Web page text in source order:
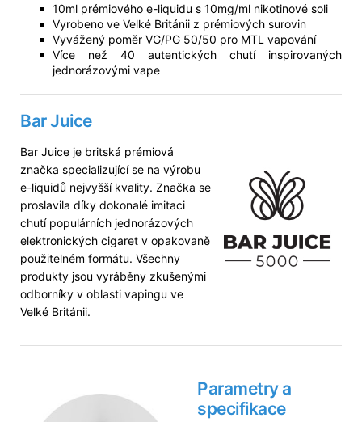
10ml prémiového e-liquidu s 10mg/ml nikotinové soli
Vyrobeno ve Velké Británii z prémiových surovin
Vyvážený poměr VG/PG 50/50 pro MTL vapování
Více než 40 autentických chutí inspirovaných
jednorázovými vape
Bar Juice
Bar Juice je britská prémiová
značka specializující se na výrobu
e-liquidů nejvyšší kvality. Značka se
proslavila díky dokonalé imitaci
chutí populárních jednorázových
elektronických cigaret v opakovaně
použitelném formátu. Všechny
produkty jsou vyráběny zkušenými
odborníky v oblasti vapingu ve
Velké Británii.
Parametry a
specifikace